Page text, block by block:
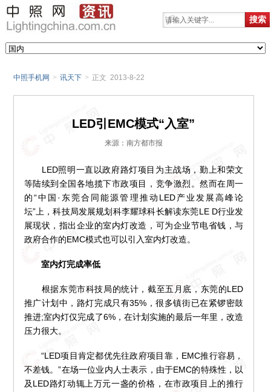
中照手机网 > 讯天下 > 正文 2013-8-22
LED引EMC模式“入室”
来源：南方都市报
LED照明一直以政府路灯项目为主战场，勤上和荣文
等陆续到全国各地揽下市政项目，竞争激烈。然而在周一
的“中国·东莞合同能源管理推动LED产业发展高峰论
坛”上，科技局发展规划科李耀球科长解读东莞LE D行业发
展现状，指出企业的室内灯改造，可为企业节电省钱，与
政府合作的EMC模式也可以引入室内灯改造。
室内灯完成率低
根据东莞市科技局的统计，截至五月底，东莞的LED
推广计划中，路灯完成只有35%，很多镇街已在紧锣密鼓
推进;室内灯仅完成了6%，在计划实施的最后一年里，改造
压力很大。
“LED项目肯定都优先往政府项目靠，EMC推行容易，
不差钱。”在场一位业内人士表示，由于EMC的特殊性，以
及LED路灯动辄上万元一盏的价格，在市政项目上的推行